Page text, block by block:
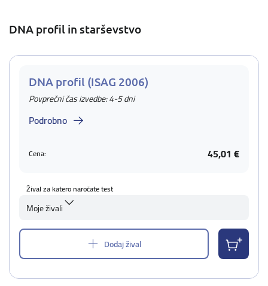
DNA profil in starševstvo
DNA profil (ISAG 2006)
Povprečni čas izvedbe: 4-5 dni
Podrobno
Cena: 45,01 €
Žival za katero naročate test
Moje živali
Dodaj žival